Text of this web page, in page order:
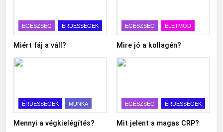
EGÉSZSÉG ÉRDESSÉGEK
Miért fáj a váll?
EGÉSZSÉG ÉLETMÓD
Mire jó a kollagén?
ÉRDESSÉGEK MUNKA
Mennyi a végkielégítés?
EGÉSZSÉG ÉRDESSÉGEK
Mit jelent a magas CRP?